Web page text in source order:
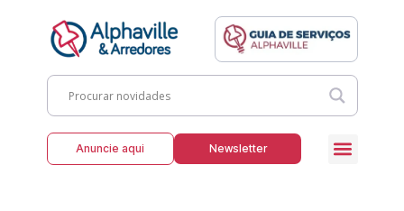
Anuncie aqui Newsletter